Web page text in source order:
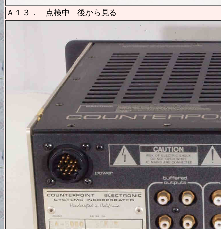
Ａ１３． 点検中 後から見る